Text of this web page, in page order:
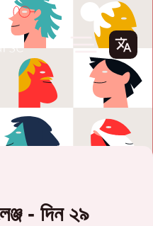
- দিন ২৯